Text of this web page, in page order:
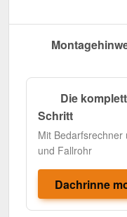
Die
Schritt
Mit
und Fallrohr
Dachrinne